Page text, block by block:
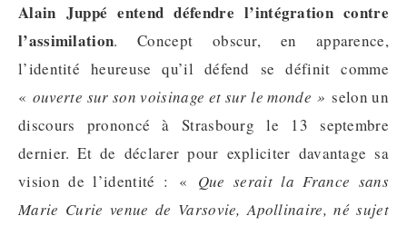
Alain Juppé entend défendre l’intégration contre
l’assimilation. Concept obscur, en apparence,
l’identité heureuse qu’il défend se définit comme
« ouverte sur son voisinage et sur le monde »selon un
discours prononcé à Strasbourg le 13 septembre
dernier. Et de déclarer pour expliciter davantage sa
vision de l’identité : « Que serait la France sans
Marie Curie venue de Varsovie, Apollinaire, né sujet